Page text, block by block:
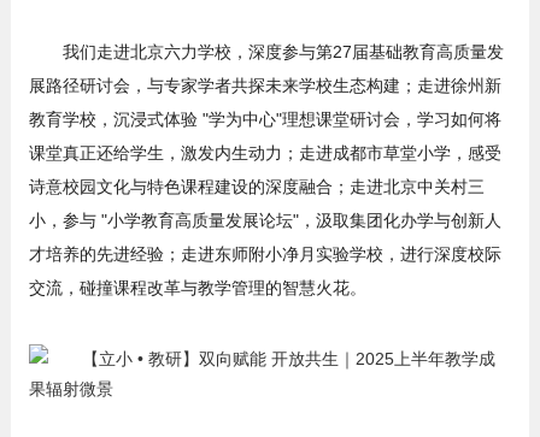
我们走进北京六力学校，深度参与第27届基础教育高质量发
展路径研讨会，与专家学者共探未来学校生态构建；走进徐州新
教育学校，沉浸式体验 "学为中心"理想课堂研讨会，学习如何将
课堂真正还给学生，激发内生动力；走进成都市草堂小学，感受
诗意校园文化与特色课程建设的深度融合；走进北京中关村三
小，参与 "小学教育高质量发展论坛"，汲取集团化办学与创新人
才培养的先进经验；走进东师附小净月实验学校，进行深度校际
交流，碰撞课程改革与教学管理的智慧火花。